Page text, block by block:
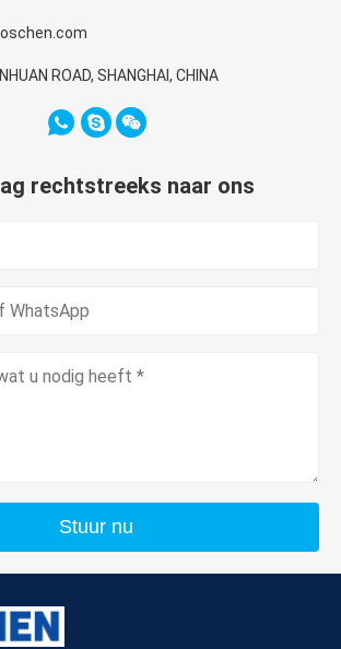
ROAD, SHANGHAI, CHINA
rechtstreeks naar ons
Stuur nu